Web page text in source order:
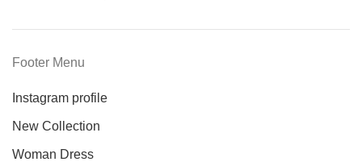
Footer Menu
Instagram profile
New Collection
Woman Dress